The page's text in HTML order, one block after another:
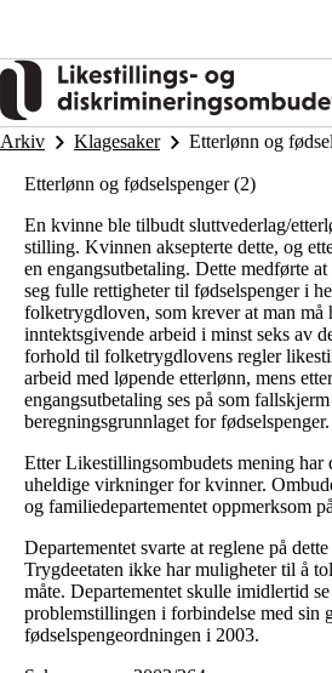
Arkiv Klagesaker Etterlønn og
Etterlønn og fødselspenger (2)
En kvinne ble tilbudt sluttvederlag/
stilling. Kvinnen aksepterte dette, og
en engangsutbetaling. Dette medførte
seg fulle rettigheter til fødselspenger i
folketrygdloven, som krever at man må
inntektsgivende arbeid i minst seks av
forhold til folketrygdlovens regler
arbeid med løpende etterlønn, mens
engangsutbetaling ses på som
beregningsgrunnlaget for fødselspenger.
Etter Likestillingsombudets mening har
uheldige virkninger for kvinner.
og familiedepartementet oppmerksom
Departementet svarte at reglene på
Trygdeetaten ikke har muligheter til å
måte. Departementet skulle imidlertid
problemstillingen i forbindelse med sin
fødselspengeordningen i 2003.